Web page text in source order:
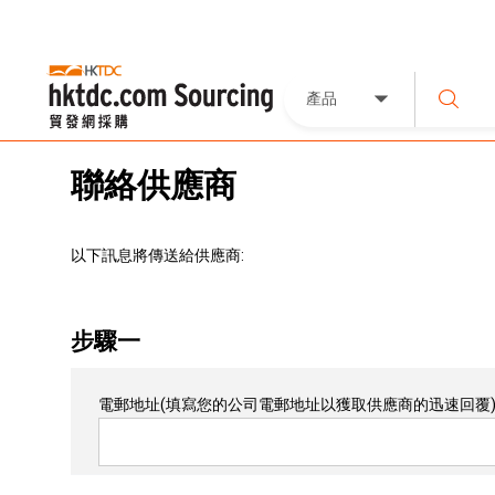
產品
聯絡供應商
以下訊息將傳送給供應商:
步驟一
電郵地址(填寫您的公司電郵地址以獲取供應商的迅速回覆)